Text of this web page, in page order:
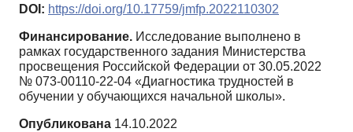
DOI: https://doi.org/10.17759/jmfp.2022110302
Финансирование. Исследование выполнено в
рамках государственного задания Министерства
просвещения Российской Федерации от 30.05.2022
№ 073-00110-22-04 «Диагностика трудностей в
обучении у обучающихся начальной школы».
Опубликована 14.10.2022